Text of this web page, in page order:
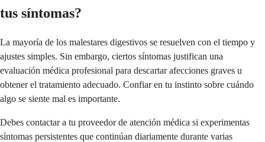
tus síntomas?
La mayoría de los malestares digestivos se resuelven con el tiempo y
ajustes simples. Sin embargo, ciertos síntomas justifican una
evaluación médica profesional para descartar afecciones graves u
obtener el tratamiento adecuado. Confiar en tu instinto sobre cuándo
algo se siente mal es importante.
Debes contactar a tu proveedor de atención médica si experimentas
síntomas persistentes que continúan diariamente durante varias